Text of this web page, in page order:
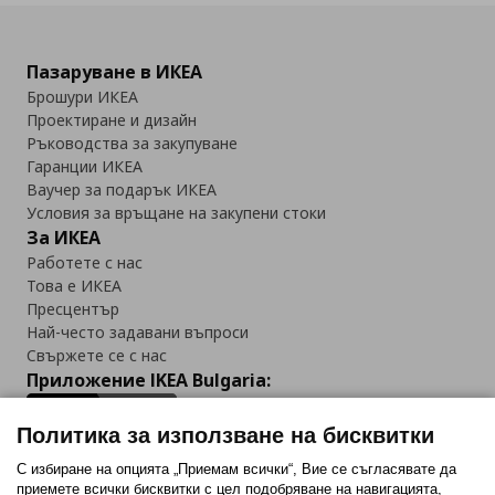
Пазаруване в ИКЕА
Брошури ИКЕА
Проектиране и дизайн
Ръководства за закупуване
Гаранции ИКЕА
Ваучер за подарък ИКЕА
Условия за връщане на закупени стоки
За ИКЕА
Работете с нас
Това е ИКЕА
Пресцентър
Най-често задавани въпроси
Свържете се с нас
Приложение IKEA Bulgaria:
Политика за използване на бисквитки
С избиране на опцията „Приемам всички“, Вие се съгласявате да
приемете всички бисквитки с цел подобряване на навигацията,